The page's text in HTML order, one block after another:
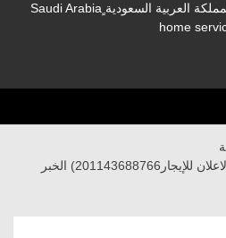
توفير جميع خدمات المنزل المملكة العربية السعودية ٍSaudi Arabia
home
مقاول سباكة وكهرباء بالدمام (الاعلان للإيجار201143688766) الخبر